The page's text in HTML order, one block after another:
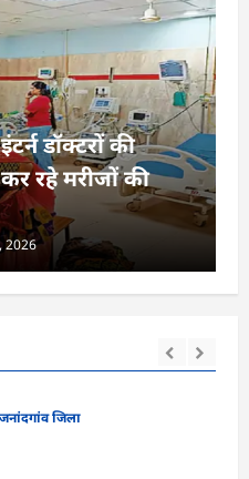
जिला
डॉक्टरों की
रहे मरीजों की
2026